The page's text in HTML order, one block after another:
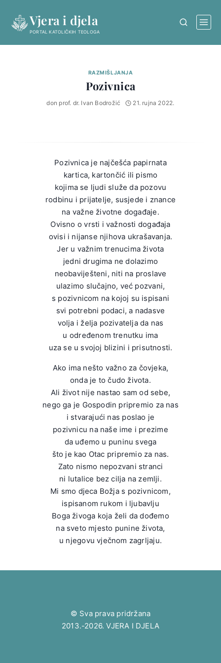
content
Vjera i djela
PORTAL KATOLIČKIH TEOLOGA
RAZMIŠLJANJA
Pozivnica
don prof. dr. Ivan Bodrožić 21. rujna 2022.
Pozivnica je najčešća papirnata
kartica, kartončić ili pismo
kojima se ljudi služe da pozovu
rodbinu i prijatelje, susjede i znance
na važne životne događaje.
Ovisno o vrsti i važnosti događaja
ovisi i nijanse njihova ukrašavanja.
Jer u važnim trenucima života
jedni drugima ne dolazimo
neobaviješteni, niti na proslave
ulazimo slučajno, već pozvani,
s pozivnicom na kojoj su ispisani
svi potrebni podaci, a nadasve
volja i želja pozivatelja da nas
u određenom trenutku ima
uza se u svojoj blizini i prisutnosti.
Ako ima nešto važno za čovjeka,
onda je to čudo života.
Ali život nije nastao sam od sebe,
nego ga je Gospodin pripremio za nas
i stvarajući nas poslao je
pozivnicu na naše ime i prezime
da uđemo u puninu svega
što je kao Otac pripremio za nas.
Zato nismo nepozvani stranci
ni lutalice bez cilja na zemlji.
Mi smo djeca Božja s pozivnicom,
ispisanom rukom i ljubavlju
Boga živoga koja želi da dođemo
na sveto mjesto punine života,
u njegovu vječnom zagrljaju.
© Sva prava pridržana
2013.-2026. VJERA I DJELA